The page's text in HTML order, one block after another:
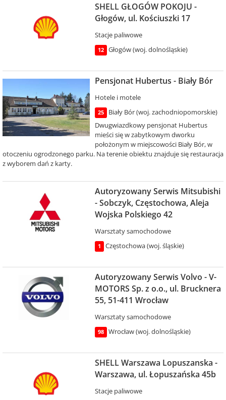
SHELL GŁOGÓW POKOJU -
Głogów, ul. Kościuszki 17
Stacje paliwowe
12 Głogów (woj. dolnośląskie)
Pensjonat Hubertus - Biały Bór
Hotele i motele
25
Biały Bór (woj. zachodniopomorskie)
Dwugwiazdkowy pensjonat Hubertus
mieści się w zabytkowym dworku
położonym w miejscowości Biały Bór, w
otoczeniu ogrodzonego parku. Na terenie obiektu znajduje się restauracja
z wyborem dań z karty.
Autoryzowany Serwis Mitsubishi
- Sobczyk, Częstochowa, Aleja
Wojska Polskiego 42
Warsztaty samochodowe
1 Częstochowa (woj. śląskie)
Autoryzowany Serwis Volvo - V-
MOTORS Sp. z o.o., ul. Brucknera
55, 51-411 Wrocław
Warsztaty samochodowe
98 Wrocław (woj. dolnośląskie)
SHELL Warszawa Lopuszanska -
Warszawa, ul. Łopuszańska 45b
Stacje paliwowe